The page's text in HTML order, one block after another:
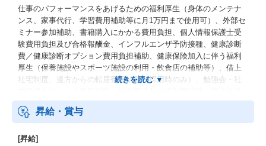
エキスパートとのインタビューやオンラインアンケートを提供す
る他、業務委託型の実働型伴走支援や研修講師等のマッチングな
ど、
多種多様な「知見のマッチング」に関するニーズに応えていま
す。
ビザスクは、働き方改革やオープンイノベーションの最前線で急
2021年11月に米国大手Coleman Research Group, Inc.を買収し、
東京、アメリカ、シンガポール、香港、ロンドンの世界7拠点とな
りました。
国内市場の拡大と共にグローバル市場の拡大も行っています。
仕事のパフォーマンスをあげるための福利厚生（身体のメンテナ
ンス、家事代行、学習費用補助等に月1万円まで使用可）、外部セ
ミナー参加補助、書籍購入にかかる費用負担、個人情報保護士受
験費用負担及び合格報酬金、インフルエンザ予防接種、健康診断
費／健康診断オプション費用負担補助、健康保険加入に伴う福利
厚生（保養施設やスポーツ施設の利用・飲食店の補助等）、借上
社宅制度、遠方からの転居費用補助（採用時のみ）、勉強会・社
歓迎・社内交流ランチ費補助、リモートワーク：可（月の5
0%）、副業：可（事前承認制）、服装：自由
昇給・賞与
[昇給]